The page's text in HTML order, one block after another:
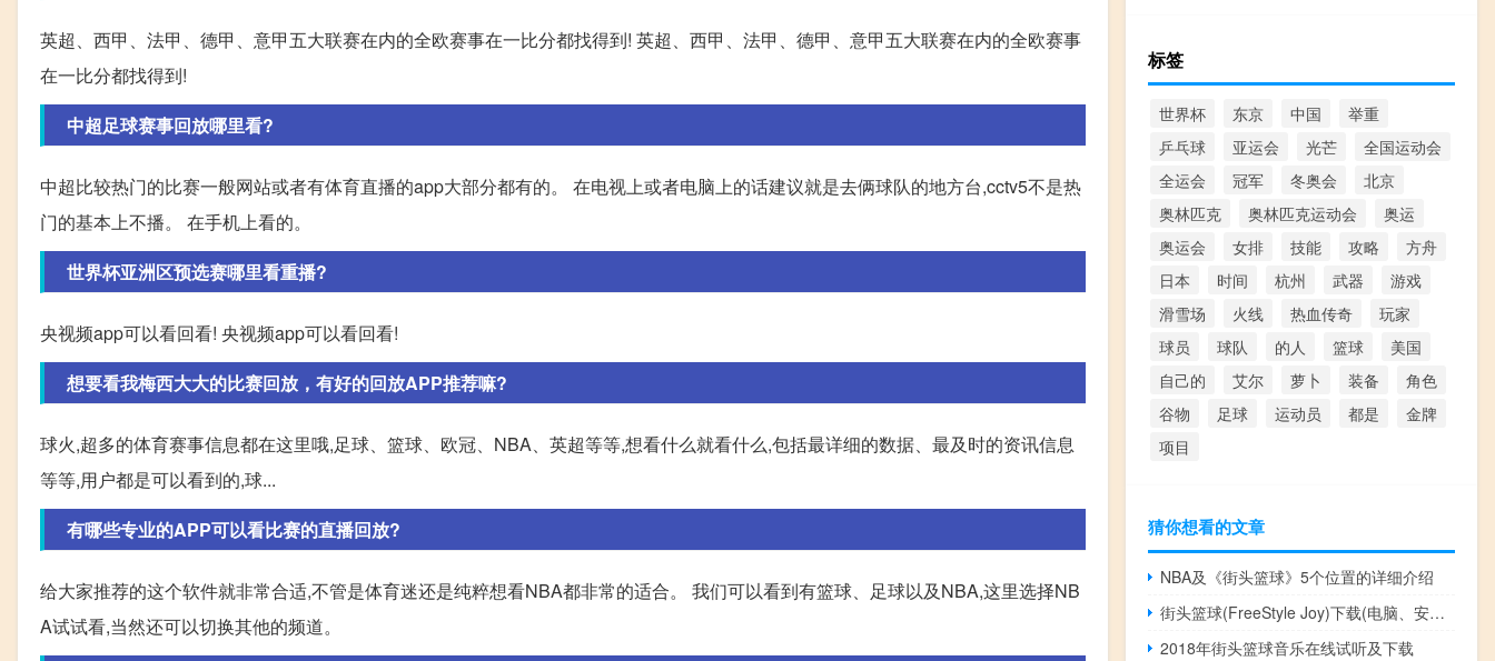
英超、西甲、法甲、德甲、意甲五大联赛在内的全欧赛事在一比分都找得到! 英超、西甲、法甲、德甲、意甲五大联赛在内的全欧赛事
在一比分都找得到!
中超足球赛事回放哪里看?
中超比较热门的比赛一般网站或者有体育直播的app大部分都有的。 在电视上或者电脑上的话建议就是去俩球队的地方台,cctv5不是热
门的基本上不播。 在手机上看的。
世界杯亚洲区预选赛哪里看重播?
央视频app可以看回看! 央视频app可以看回看!
想要看我梅西大大的比赛回放，有好的回放APP推荐嘛?
球火,超多的体育赛事信息都在这里哦,足球、篮球、欧冠、NBA、英超等等,想看什么就看什么,包括最详细的数据、最及时的资讯信息
等等,用户都是可以看到的,球...
有哪些专业的APP可以看比赛的直播回放?
给大家推荐的这个软件就非常合适,不管是体育迷还是纯粹想看NBA都非常的适合。 我们可以看到有篮球、足球以及NBA,这里选择NB
A试试看,当然还可以切换其他的频道。
标签
世界杯 东京 中国
举重
乒乓球
亚运会 光芒
全国运动会
全运会
冠军 冬奥会
北京
奥林匹克
奥林匹克运动会
奥运
奥运会
女排 技能 攻略
方舟
日本
时间 杭州 武器
游戏
滑雪场
火线 热血传奇
玩家
球员
球队 的人 篮球
美国
自己的
艾尔 萝卜 装备
角色
谷物
足球 运动员 都是
金牌
项目
猜你想看的文章
NBA及《街头篮球》5个位置的详细介绍
街头篮球(FreeStyle Joy)下载(电脑、安卓和IOS所有版本)
2018年街头篮球音乐在线试听及下载